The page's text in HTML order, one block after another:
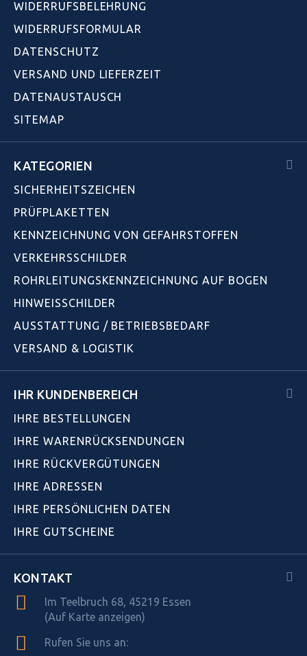
WIDERRUFSBELEHRUNG
WIDERRUFSFORMULAR
DATENSCHUTZ
VERSAND UND LIEFERZEIT
DATENAUSTAUSCH
SITEMAP
KATEGORIEN
SICHERHEITSZEICHEN
PRÜFPLAKETTEN
KENNZEICHNUNG VON GEFAHRSTOFFEN
VERKEHRSSCHILDER
ROHRLEITUNGSKENNZEICHNUNG AUF BOGEN
HINWEISSCHILDER
AUSSTATTUNG / BETRIEBSBEDARF
VERSAND & LOGISTIK
IHR KUNDENBEREICH
IHRE BESTELLUNGEN
IHRE WARENRÜCKSENDUNGEN
IHRE RÜCKVERGÜTUNGEN
IHRE ADRESSEN
IHRE PERSÖNLICHEN DATEN
IHRE GUTSCHEINE
KONTAKT
Im Teelbruch 68, 45219 Essen
(Auf Karte anzeigen)
Rufen Sie uns an: